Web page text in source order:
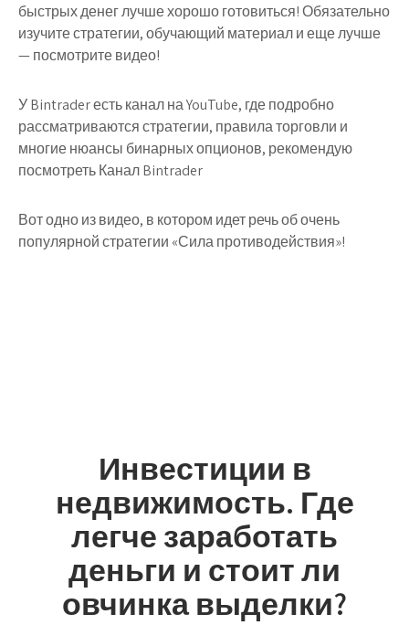
быстрых денег лучше хорошо готовиться! Обязательно
изучите стратегии, обучающий материал и еще лучше
— посмотрите видео!
У Bintrader есть канал на YouTube, где подробно
рассматриваются стратегии, правила торговли и
многие нюансы бинарных опционов, рекомендую
посмотреть Канал Bintrader
Вот одно из видео, в котором идет речь об очень
популярной стратегии «Сила противодействия»!
Инвестиции в
недвижимость. Где
легче заработать
деньги и стоит ли
овчинка выделки?